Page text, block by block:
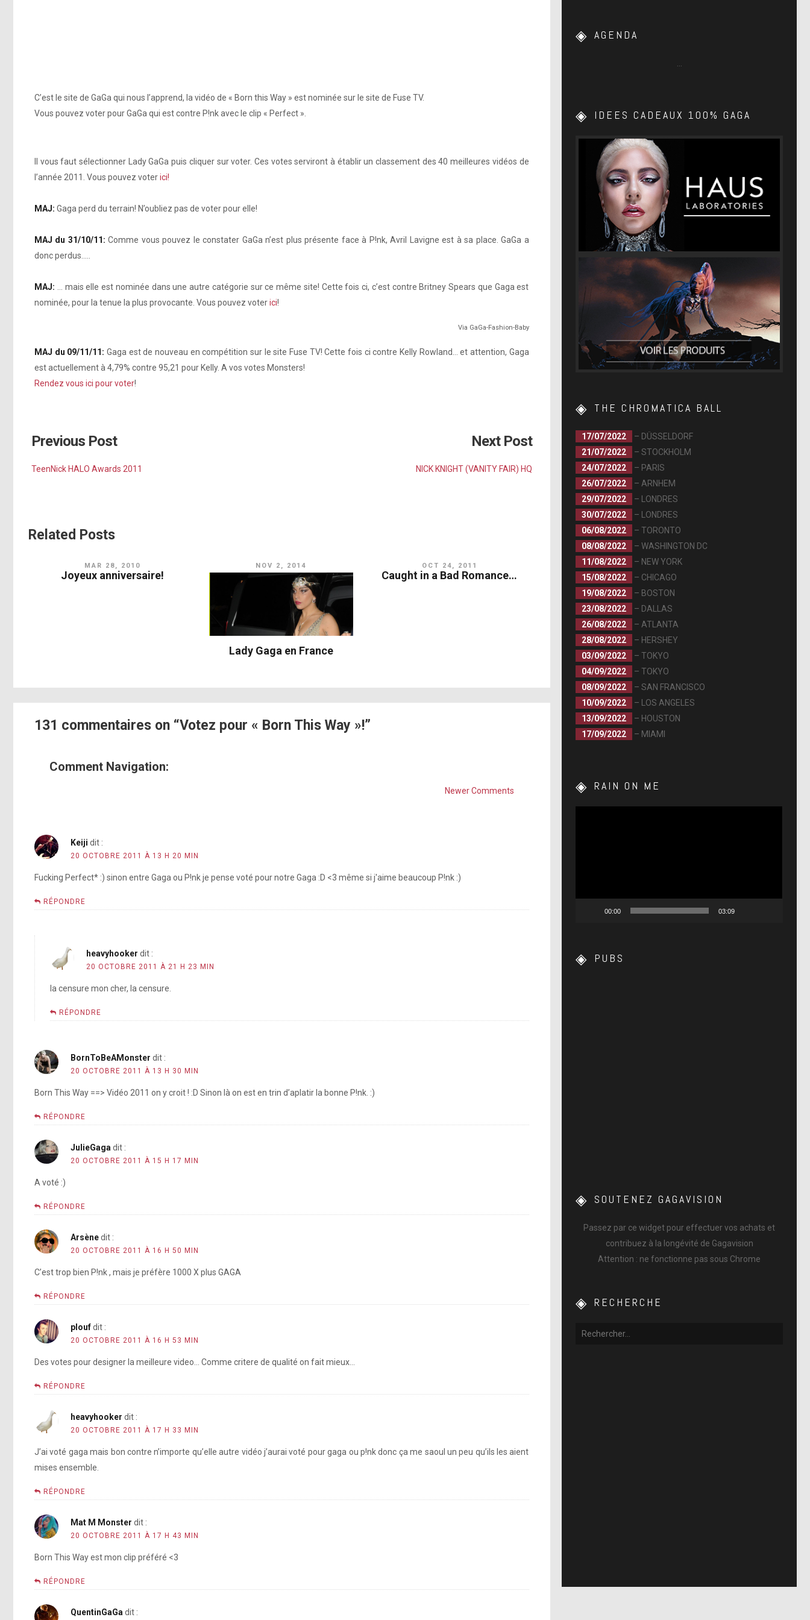
C’est le site de GaGa qui nous l’apprend, la vidéo de « Born this Way » est nominée sur le site de Fuse TV.
Vous pouvez voter pour GaGa qui est contre P!nk avec le clip « Perfect ».
Il vous faut sélectionner Lady GaGa puis cliquer sur voter. Ces votes serviront à établir un classement des 40 meilleures vidéos de
l’année 2011. Vous pouvez voterici!
MAJ: Gaga perd du terrain! N’oubliez pas de voter pour elle!
MAJ du 31/10/11: Comme vous pouvez le constater GaGa n’est plus présente face à P!nk, Avril Lavigne est à sa place. GaGa a
donc perdus…..
MAJ: … mais elle est nominée dans une autre catégorie sur ce même site! Cette fois ci, c’est contre Britney Spears que Gaga est
nominée, pour la tenue la plus provocante. Vous pouvez voterici!
Via GaGa-Fashion-Baby
MAJ du 09/11/11: Gaga est de nouveau en compétition sur le site Fuse TV! Cette fois ci contre Kelly Rowland… et attention, Gaga
est actuellement à 4,79% contre 95,21 pour Kelly. A vos votes Monsters!
Rendez vous ici pour voter!
Previous Post
TeenNick HALO Awards 2011
Next Post
NICK KNIGHT (VANITY FAIR) HQ
Related Posts
MAR 28, 2010
Joyeux anniversaire!
NOV 2, 2014
Lady Gaga en France
OCT 24, 2011
Caught in a Bad Romance…
131 commentaires on “Votez pour « Born This Way »!”
Comment Navigation:
Newer Comments
Keiji dit :
20 OCTOBRE 2011 À 13 H 20 MIN
Fucking Perfect* :) sinon entre Gaga ou P!nk je pense voté pour notre Gaga :D <3 même si j'aime beaucoup P!nk :)
RÉPONDRE
heavyhooker dit :
20 OCTOBRE 2011 À 21 H 23 MIN
la censure mon cher, la censure.
RÉPONDRE
BornToBeAMonster dit :
20 OCTOBRE 2011 À 13 H 30 MIN
Born This Way ==> Vidéo 2011 on y croit ! :D Sinon là on est en trin d’aplatir la bonne P!nk. :)
RÉPONDRE
JulieGaga dit :
20 OCTOBRE 2011 À 15 H 17 MIN
A voté :)
RÉPONDRE
Arsènedit :
20 OCTOBRE 2011 À 16 H 50 MIN
C’est trop bien P!nk , mais je préfère 1000 X plus GAGA
RÉPONDRE
ploufdit :
20 OCTOBRE 2011 À 16 H 53 MIN
Des votes pour designer la meilleure video… Comme critere de qualité on fait mieux…
RÉPONDRE
heavyhooker dit :
20 OCTOBRE 2011 À 17 H 33 MIN
J’ai voté gaga mais bon contre n’importe qu’elle autre vidéo j’aurai voté pour gaga ou p!nk donc ça me saoul un peu qu’ils les aient
mises ensemble.
RÉPONDRE
Mat M Monster dit :
20 OCTOBRE 2011 À 17 H 43 MIN
Born This Way est mon clip préféré <3
RÉPONDRE
QuentinGaGa dit :
AGENDA
IDEES CADEAUX 100% GAGA
THE CHROMATICA BALL
17/07/2022
– DÜSSELDORF
21/07/2022
– STOCKHOLM
24/07/2022
– PARIS
26/07/2022
– ARNHEM
29/07/2022
– LONDRES
30/07/2022
– LONDRES
06/08/2022
– TORONTO
08/08/2022
– WASHINGTON DC
11/08/2022
– NEW YORK
15/08/2022
– CHICAGO
19/08/2022
– BOSTON
23/08/2022
– DALLAS
26/08/2022
– ATLANTA
28/08/2022
– HERSHEY
03/09/2022
– TOKYO
04/09/2022
– TOKYO
08/09/2022
– SAN FRANCISCO
10/09/2022
– LOS ANGELES
13/09/2022
– HOUSTON
17/09/2022
– MIAMI
RAIN ON ME
00:00 03:09
PUBS
SOUTENEZ GAGAVISION
Passez par ce widget pour effectuer vos achats et
contribuez à la longévité de Gagavision
Attention : ne fonctionne pas sous Chrome
RECHERCHE